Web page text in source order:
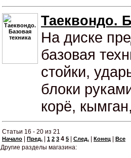
Таеквондо.
На диске
базовая
стойки,
блоки
корё,
Статьи 16 - 20 из 21
Начало Пред. 1 2 3 4 5 След. Конец Все
Другие разделы магазина: